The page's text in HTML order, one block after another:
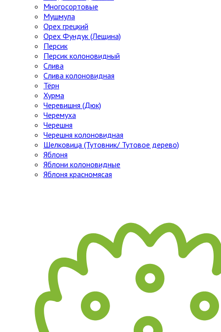
Многосортовые
Мушмула
Орех грецкий
Орех Фундук (Лещина)
Персик
Персик колоновидный
Слива
Слива колоновидная
Тёрн
Хурма
Черевишня (Дюк)
Черемуха
Черешня
Черешня колоновидная
Шелковица (Тутовник/ Тутовое дерево)
Яблоня
Яблони колоновидные
Яблоня красномясая